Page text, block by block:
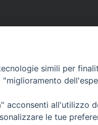
simili per
acconsenti all'utilizzo
le tue